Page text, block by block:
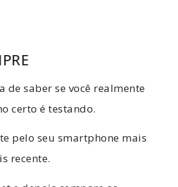
de saber se você realmente
certo é testando.
pelo seu smartphone mais
recente.